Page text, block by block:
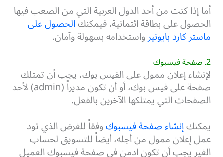
أما إذا كنت من أحد الدول العربية التي من الصعب فيها
الحصول على بطاقة ائتمانية، فيمكنكالحصول على
ماستر كارد بايونيرواستخدامه بسهولة وآمان.
2. صفحة فيسبوك
لإنشاء إعلان ممول على الفيس بوك، يجب أن تمتلك
صفحة على فيس بوك، أو أن تكون مديراً (admin) لأحد
الصفحات التي يمتلكها الآخرين بالفعل.
يمكنكإنشاء صفحة فيسبوكوفقاً للغرض الذي تود
عمل إعلان ممول من أجله، أيضاً للتسويق لحساب
الغير يجب أن تكون ادمن في صفحة فيسبوك العميل